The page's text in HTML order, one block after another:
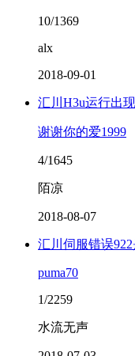
10/1369
alx
2018-09-01
汇川H3u运行出
谢谢你的爱1999
4/1645
陌凉
2018-08-07
汇川伺服错误
puma70
1/2259
水流无声